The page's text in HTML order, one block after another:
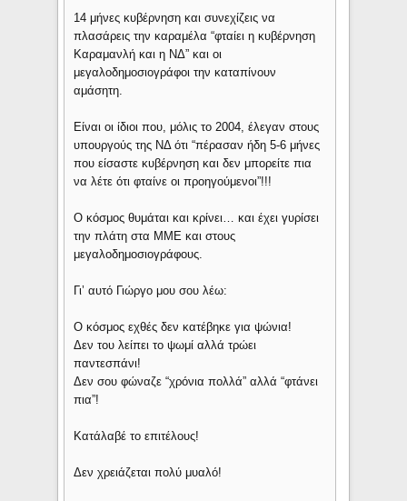
14 μήνες κυβέρνηση και συνεχίζεις να
πλασάρεις την καραμέλα “φταίει η κυβέρνηση
Καραμανλή και η ΝΔ” και οι
μεγαλοδημοσιογράφοι την καταπίνουν
αμάσητη.
Είναι οι ίδιοι που, μόλις το 2004, έλεγαν στους
υπουργούς της ΝΔ ότι “πέρασαν ήδη 5-6 μήνες
που είσαστε κυβέρνηση και δεν μπορείτε πια
να λέτε ότι φταίνε οι προηγούμενοι”!!!
Ο κόσμος θυμάται και κρίνει… και έχει γυρίσει
την πλάτη στα ΜΜΕ και στους
μεγαλοδημοσιογράφους.
Γι’ αυτό Γιώργο μου σου λέω:
Ο κόσμος εχθές δεν κατέβηκε για ψώνια!
Δεν του λείπει το ψωμί αλλά τρώει
παντεσπάνι!
Δεν σου φώναζε “χρόνια πολλά” αλλά “φτάνει
πια”!
Κατάλαβέ το επιτέλους!
Δεν χρειάζεται πολύ μυαλό!